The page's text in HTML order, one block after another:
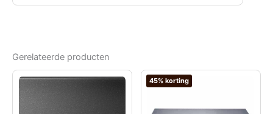
Gerelateerde producten
45% korting